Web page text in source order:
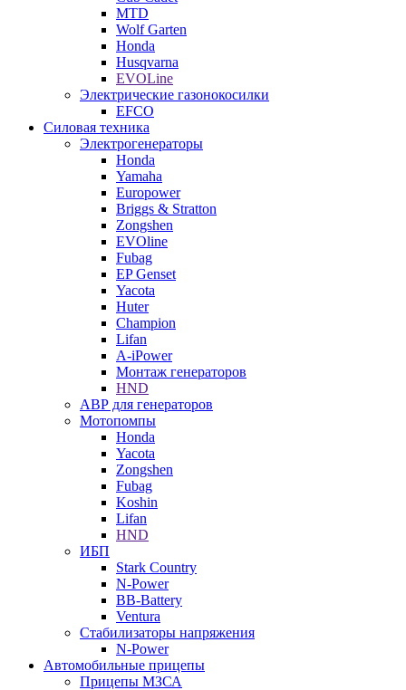
MTD
Wolf Garten
Honda
Husqvarna
EVOLine
Электрические газонокосилки
EFCO
Силовая техника
Электрогенераторы
Honda
Yamaha
Europower
Briggs & Stratton
Zongshen
EVOline
Fubag
EP Genset
Yacota
Huter
Champion
Lifan
A-iPower
Монтаж генераторов
HND
АВР для генераторов
Мотопомпы
Honda
Yacota
Zongshen
Fubag
Koshin
Lifan
HND
ИБП
Stark Country
N-Power
BB-Battery
Ventura
Стабилизаторы напряжения
N-Power
Автомобильные прицепы
Прицепы МЗСА